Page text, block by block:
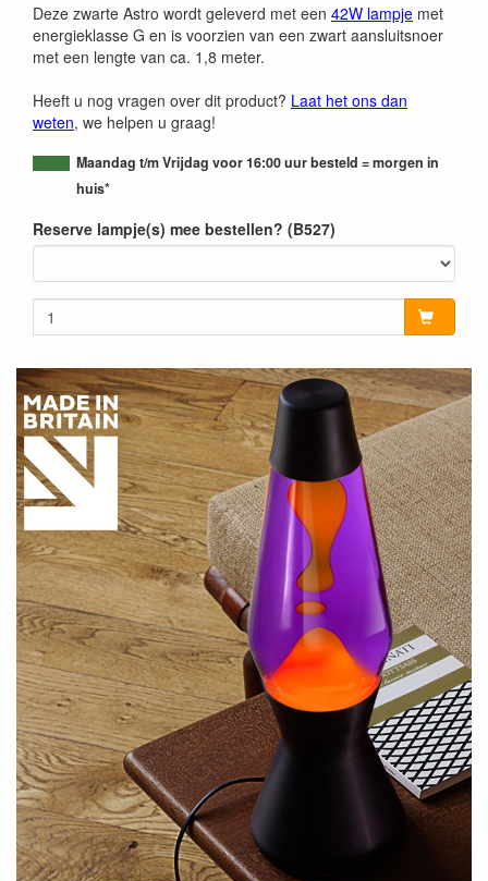
Deze zwarte Astro wordt geleverd met een 42W lampje met
energieklasse G en is voorzien van een zwart aansluitsnoer
met een lengte van ca. 1,8 meter.
Heeft u nog vragen over dit product? Laat het ons dan
weten, we helpen u graag!
Maandag t/m Vrijdag voor 16:00 uur besteld = morgen in
huis*
Reserve lampje(s) mee bestellen? (B527)